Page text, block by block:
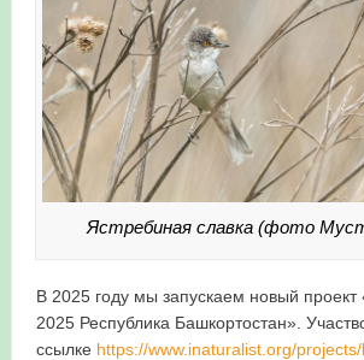
Ястребиная славка (фото
В 2025 году мы запускаем новый проект
2025 Республика Башкортостан».
ссылке https://www.inaturalist.org/